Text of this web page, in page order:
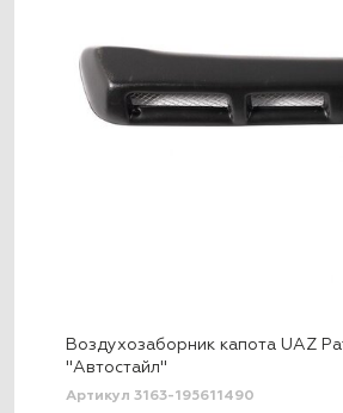
Воздухозаборник капота UAZ
"Автостайл"
Артикул 3163-195611490